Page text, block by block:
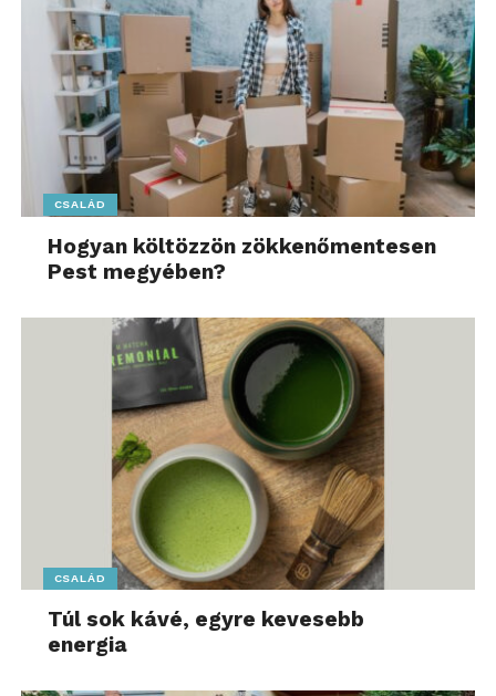
CSALÁD
Hogyan költözzön zökkenőmentesen
Pest megyében?
CSALÁD
Túl sok kávé, egyre kevesebb
energia